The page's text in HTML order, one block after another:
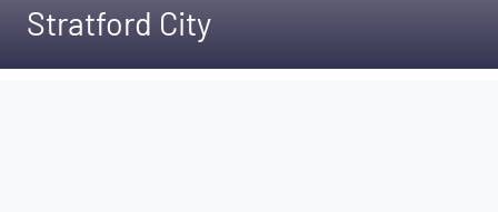
Stratford City